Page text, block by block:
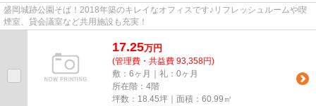
盛岡城跡公園そば！2018年築のキレイなオフィスです♪リフレッシュルームや喫
煙室、貸会議室など共用施設も充実！
17.25万円
(管理費・共益費 93,358円)
敷：6ヶ月｜礼：0ヶ月
所在階：4階
坪数：18.45坪｜面積：60.99㎡